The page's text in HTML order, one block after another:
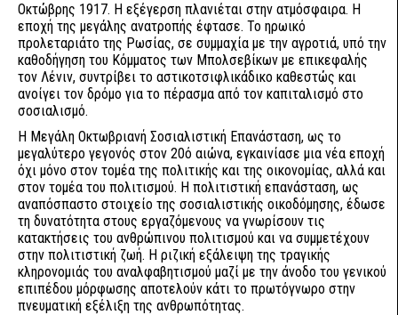
Οκτώβρης 1917. Η εξέγερση πλανιέται στην ατμόσφαιρα. Η
εποχή της μεγάλης ανατροπής έφτασε. Το ηρωικό
προλεταριάτο της Ρωσίας, σε συμμαχία με την αγροτιά, υπό την
καθοδήγηση του Κόμματος των Μπολσεβίκων με επικεφαλής
τον Λένιν, συντρίβει το αστικοτσιφλικάδικο καθεστώς και
ανοίγει τον δρόμο για το πέρασμα από τον καπιταλισμό στο
σοσιαλισμό.
Η Μεγάλη Οκτωβριανή Σοσιαλιστική Επανάσταση, ως το
μεγαλύτερο γεγονός στον 20ό αιώνα, εγκαινίασε μια νέα εποχή
όχι μόνο στον τομέα της πολιτικής και της οικονομίας, αλλά και
στον τομέα του πολιτισμού. H πολιτιστική επανάσταση, ως
αναπόσπαστο στοιχείο της σοσιαλιστικής οικοδόμησης, έδωσε
τη δυνατότητα στους εργαζόμενους να γνωρίσουν τις
κατακτήσεις του ανθρώπινου πολιτισμού και να συμμετέχουν
στην πολιτιστική ζωή. H ριζική εξάλειψη της τραγικής
κληρονομιάς του αναλφαβητισμού μαζί με την άνοδο του γενικού
επιπέδου μόρφωσης αποτελούν κάτι το πρωτόγνωρο στην
πνευματική εξέλιξη της ανθρωπότητας.